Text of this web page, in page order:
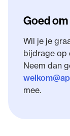
Goed
Wil je je
bijdrage op
Neem dan
mee.